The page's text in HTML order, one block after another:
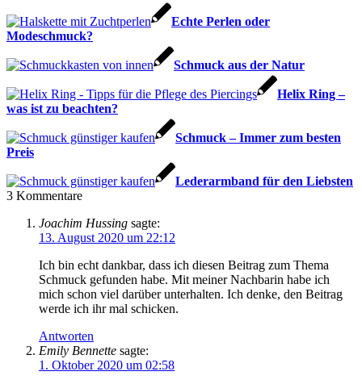
Echte Perlen oder
Modeschmuck?
Schmuck aus der Natur
Helix Ring –
was ist zu beachten?
Schmuck – Immer zum besten
Preis
Lederarmband für den Liebsten
3 Kommentare
Joachim Hussing sagte:
13. August 2020 um 22:12
Ich bin echt dankbar, dass ich diesen Beitrag zum Thema
Schmuck gefunden habe. Mit meiner Nachbarin habe ich
mich schon viel darüber unterhalten. Ich denke, den Beitrag
werde ich ihr mal schicken.
Antworten
Emily Bennette sagte:
1. Oktober 2020 um 02:58